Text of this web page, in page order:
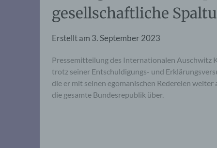
gesellschaftliche
Erstellt am 3. September 2023
Pressemitteilung des Internationalen Auschwitz
trotz seiner Entschuldigungs- und
die er mit seinen egomanischen Redereien
die gesamte Bundesrepublik über.